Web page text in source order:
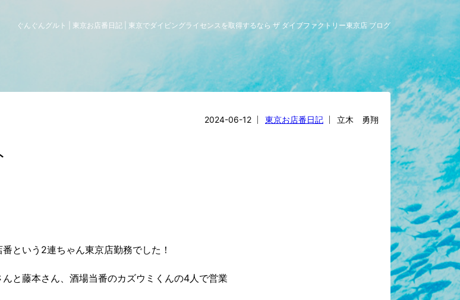
ぐんぐんグルト | 東京お店番日記 | 東京でダイビングライセンスを取得するなら ザ ダイブファクトリー東京店 ブログ
2024-06-12 東京お店番日記 立木 勇翔
という2連ちゃん東京店勤務でした！
と藤本さん、酒場当番のカズウミくんの4人で営業